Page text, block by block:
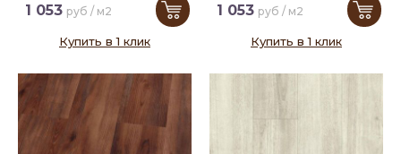
1 053 руб / м2
Купить в 1 клик
1 053 руб / м2
Купить в 1 клик